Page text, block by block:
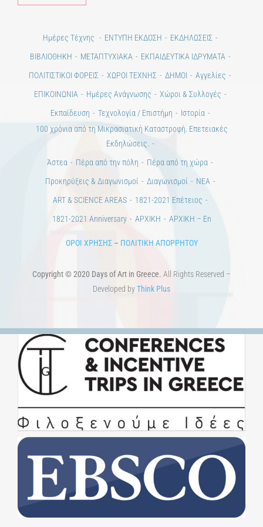
Ημέρες Τέχνης ΕΝΤΥΠΗ ΕΚΔΟΣΗ
ΕΚΔΗΛΩΣΕΙΣ
ΒΙΒΛΙΟΘΗΚΗ
ΜΕΤΑΠΤΥΧΙΑΚΑ
ΕΚΠΑΙΔΕΥΤΙΚΑ ΙΔΡΥΜΑΤΑ
ΠΟΛΙΤΙΣΤΙΚΟΙ ΦΟΡΕΙΣ
ΧΩΡΟΙ ΤΕΧΝΗΣ ΔΗΜΟΙ
Αγγελίες
ΕΠΙΚΟΙΝΩΝΙΑ
Ημέρες Ανάγνωσης
Χώροι & Συλλογές
Εκπαίδευση
Τεχνολογία / Επιστήμη
Ιστορία
100 χρόνια από τη Μικρασιατική Καταστροφή. Επετειακές
Εκδηλώσεις.
Άστεα
Πέρα από την πόλη
Πέρα από τη χώρα
Προκηρύξεις & Διαγωνισμοί
Διαγωνισμοί
ΝΕΑ
ART & SCIENCE AREAS
1821-2021 Επέτειος
1821-2021 Anniversary
ΑΡΧΙΚΗ ΑΡΧΙΚΗ – En
ΟΡΟΙ ΧΡΗΣΗΣ– ΠΟΛΙΤΙΚΗ ΑΠΟΡΡΗΤΟΥ
Copyright © 2020 Days of Art in Greece.
All Rights Reserved –
Developed byThink Plus